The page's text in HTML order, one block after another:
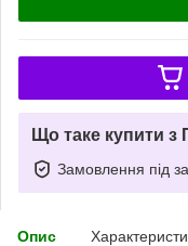
Що таке купити з
Замовлення під
Опис